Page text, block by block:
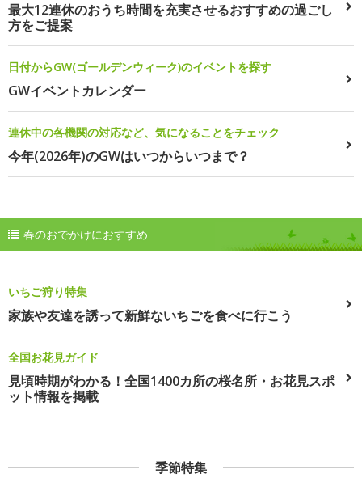
最大12連休のおうち時間を充実させるおすすめの過ごし
方をご提案
日付からGW(ゴールデンウィーク)のイベントを探す
GWイベントカレンダー
連休中の各機関の対応など、気になることをチェック
今年(2026年)のGWはいつからいつまで？
春のおでかけにおすすめ
いちご狩り特集
家族や友達を誘って新鮮ないちごを食べに行こう
全国お花見ガイド
見頃時期がわかる！全国1400カ所の桜名所・お花見スポ
ット情報を掲載
季節特集